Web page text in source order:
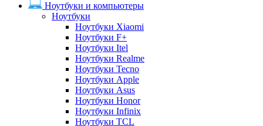
Ноутбуки и компьютеры
Ноутбуки
Ноутбуки Xiaomi
Ноутбуки F+
Ноутбуки Itel
Ноутбуки Realme
Ноутбуки Tecno
Ноутбуки Apple
Ноутбуки Asus
Ноутбуки Honor
Ноутбуки Infinix
Ноутбуки TCL